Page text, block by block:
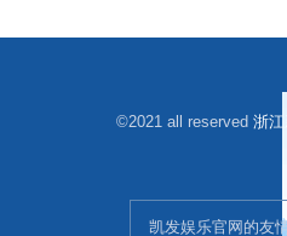
©2021 all reserved 浙江
凯发娱乐官网的友